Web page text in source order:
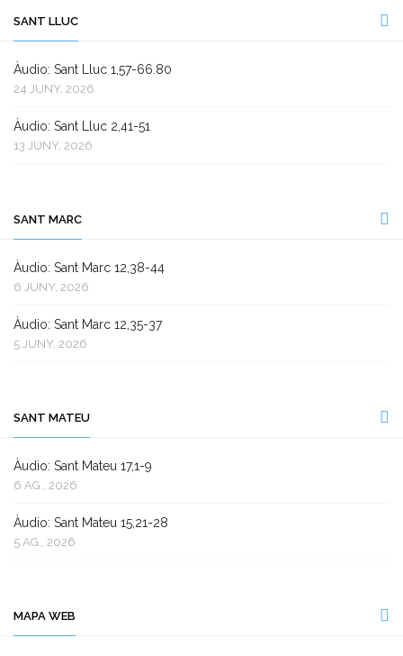
SANT LLUC
Àudio: Sant Lluc 1,57-66.80
24 JUNY, 2026
Àudio: Sant Lluc 2,41-51
13 JUNY, 2026
SANT MARC
Àudio: Sant Marc 12,38-44
6 JUNY, 2026
Àudio: Sant Marc 12,35-37
5 JUNY, 2026
SANT MATEU
Àudio: Sant Mateu 17,1-9
6 AG., 2026
Àudio: Sant Mateu 15,21-28
5 AG., 2026
MAPA WEB